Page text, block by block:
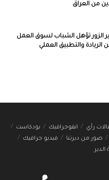
من العراق
الزور تؤهل الشباب لسوق العمل
الريادة والتطبيق العملي
رأي انفوجرافيك
بودكاست
صور من ديرتنا
فيديو جرافيك